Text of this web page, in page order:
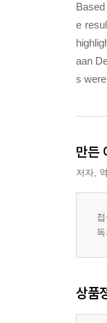
e
aan
s
만든
저자,
상품